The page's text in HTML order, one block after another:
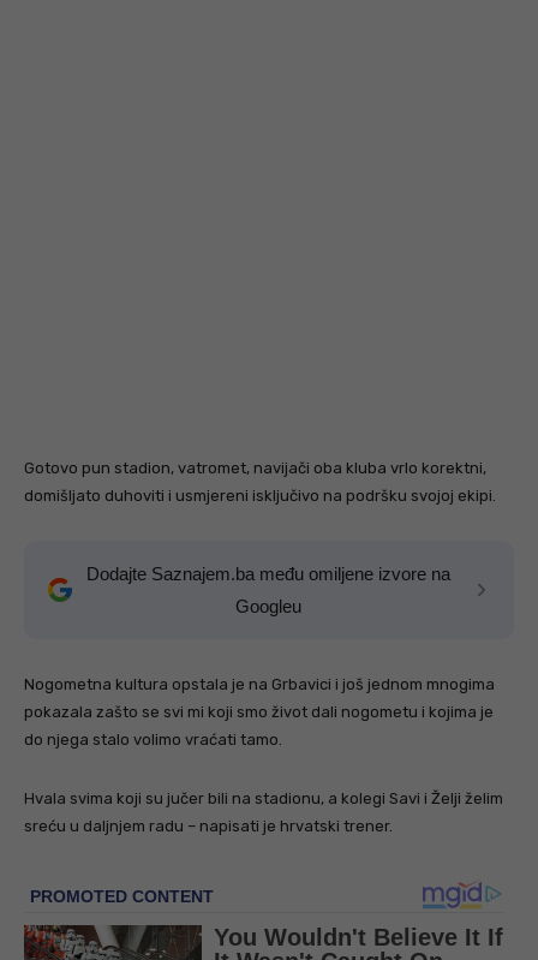
Gotovo pun stadion, vatromet, navijači oba kluba vrlo korektni,
domišljato duhoviti i usmjereni isključivo na podršku svojoj ekipi.
Dodajte Saznajem.ba među omiljene izvore na
Googleu
Nogometna kultura opstala je na Grbavici i još jednom mnogima
pokazala zašto se svi mi koji smo život dali nogometu i kojima je
do njega stalo volimo vraćati tamo.
Hvala svima koji su jučer bili na stadionu, a kolegi Savi i Želji želim
sreću u daljnjem radu – napisati je hrvatski trener.